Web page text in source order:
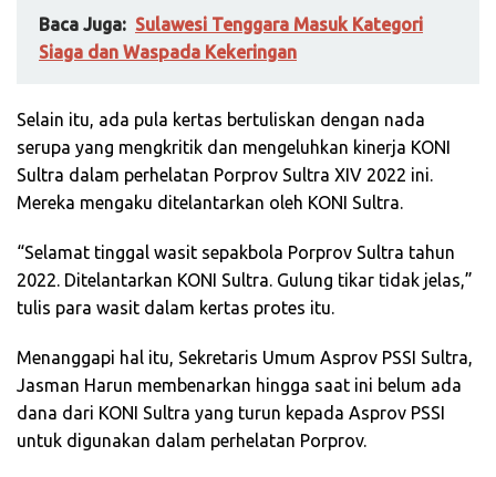
Baca Juga: Sulawesi Tenggara Masuk Kategori
Siaga dan Waspada Kekeringan
Selain itu, ada pula kertas bertuliskan dengan nada
serupa yang mengkritik dan mengeluhkan kinerja KONI
Sultra dalam perhelatan Porprov Sultra XIV 2022 ini.
Mereka mengaku ditelantarkan oleh KONI Sultra.
“Selamat tinggal wasit sepakbola Porprov Sultra tahun
2022. Ditelantarkan KONI Sultra. Gulung tikar tidak jelas,”
tulis para wasit dalam kertas protes itu.
Menanggapi hal itu, Sekretaris Umum Asprov PSSI Sultra,
Jasman Harun membenarkan hingga saat ini belum ada
dana dari KONI Sultra yang turun kepada Asprov PSSI
untuk digunakan dalam perhelatan Porprov.